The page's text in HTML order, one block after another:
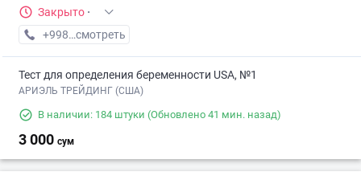
Закрыто ·
+998 (50) XXX-XX-XX
смотреть
Тест для определения беременности USA, №1
АРИЭЛЬ ТРЕЙДИНГ (США)
В наличии: 184 штуки (Обновлено 41 мин. назад)
3 000 сум